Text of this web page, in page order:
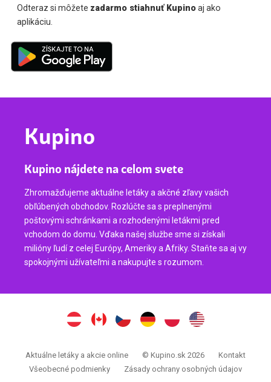
Odteraz si môžete zadarmo stiahnuť Kupinoaj ako
aplikáciu.
Kupino
Kupino nájdete na celom svete
Zhromažďujeme aktuálne letáky a akčné zľavy vašich
obľúbených obchodov. Rozlúčte sa s preplnenými
poštovými schránkami a rozhodenými letákmi pred
vchodom do domu. Vďaka našej službe sme si získali
milióny ľudí z celej Európy, Ameriky a Afriky. Staňte sa aj vy
spokojnými užívateľmi a nakupujte s rozumom.
Aktuálne letáky a akcie online © Kupino.sk 2026
Kontakt
Všeobecné podmienky
Zásady ochrany osobných údajov